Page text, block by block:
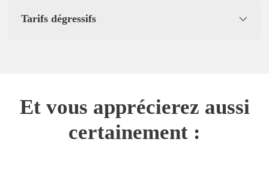
Tarifs dégressifs
Et vous apprécierez aussi
certainement :